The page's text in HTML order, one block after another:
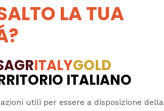
LA TUA
ITALYGOLD
ITALIANO
utili per essere a disposizione della